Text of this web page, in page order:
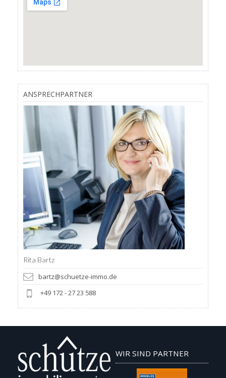
ANSPRECHPARTNER
Rita Bartz
bartz@schuetze-immo.de
+49 172 - 27 23 588
WIR SIND PARTNER